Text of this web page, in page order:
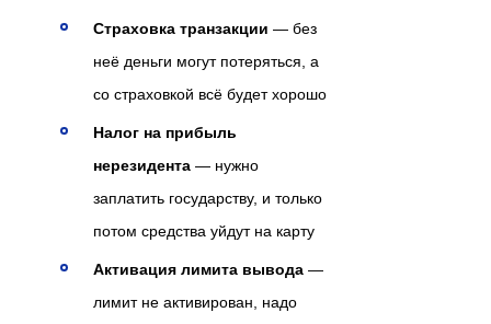
Страховка транзакции — без
неё деньги могут потеряться, а
со страховкой всё будет хорошо
Налог на прибыль
нерезидента — нужно
заплатить государству, и только
потом средства уйдут на карту
Активация лимита вывода —
лимит не активирован, надо